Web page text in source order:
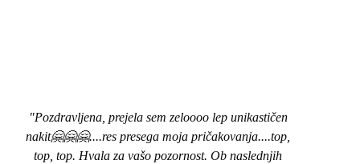
"Pozdravljena, prejela sem zeloooo lep unikastičen
nakit🤗🤗🤗....res presega moja pričakovanja....top,
top, top. Hvala za vašo pozornost. Ob naslednjih